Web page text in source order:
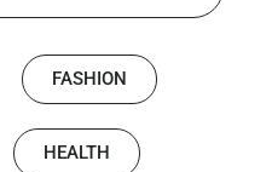
FASHION
HEALTH